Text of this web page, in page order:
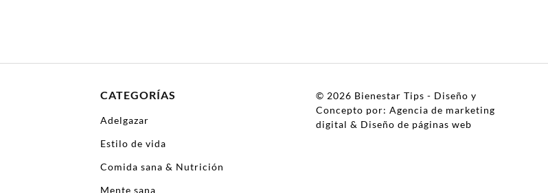
CATEGORÍAS
Adelgazar
Estilo de vida
Comida sana & Nutrición
Mente sana
© 2026 Bienestar Tips - Diseño y
Concepto por: Agencia de marketing
digital & Diseño de páginas web